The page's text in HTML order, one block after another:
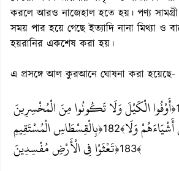
করলে আরও নাজেহাল হতে হয়। পণ্য সামগ্রী
সময় পার হয়ে গেছে ইত্যাদি নানা মিথ্যা ও
হয়রানির একশেষ করা হয়।
এ প্রসঙ্গে আল কুরআনে ঘোষনা করা হয়েছে-
أَوْفُوا الْكَيْلَ وَلَا تَكُونُوا مِنَ الْمُخْسِرِينَ
بِالْقِسْطَاسِ الْمُسْتَقِيمِ﴿182﴾وَلَا
تَعْثَوْا فِي الْأَرْضِ مُفْسِدِينَ﴿183﴾